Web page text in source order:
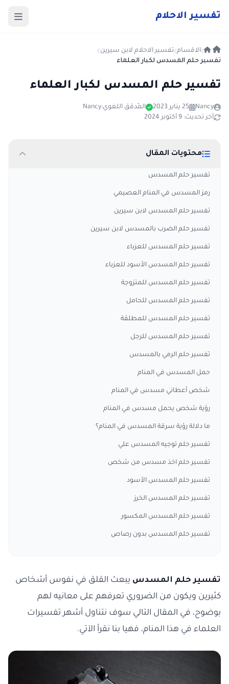
تفسير الاحلام
الاقسام تفسير الاحلام لابن سيرين
تفسير حلم المسدس لكبار العلماء
تفسير حلم المسدس لكبار العلماء
Nancy 25 يناير 2023 المُدقق اللغوي:Nancy
آخر تحديث: 9 أكتوبر 2024
محتويات المقال
تفسير حلم المسدس
رمز المسدس في المنام العصيمي
تفسير حلم المسدس لابن سيرين
تفسير حلم الضرب بالمسدس لابن سيرين
تفسير حلم المسدس للعزباء
تفسير حلم المسدس الأسود للعزباء
تفسير حلم المسدس للمتزوجة
تفسير حلم المسدس للحامل
تفسير حلم المسدس للمطلقة
تفسير حلم المسدس للرجل
تفسير حلم الرمي بالمسدس
حمل المسدس في المنام
شخص أعطاني مسدس في المنام
رؤية شخص يحمل مسدس في المنام
ما دلالة رؤية سرقة المسدس في المنام؟
تفسير حلم توجيه المسدس علي
تفسير حلم اخذ مسدس من شخص
تفسير حلم المسدس الأسود
تفسير حلم المسدس الخرز
تفسير حلم المسدس المكسور
تفسير حلم المسدس بدون رصاص
تفسير حلم المسدس يبعث القلق في نفوس أشخاص
كثيرين ويكون من الضروري تعرفهم على معانيه لهم
بوضوح، في المقال التالي سوف نتناول أشهر تفسيرات
العلماء في هذا المنام، فهيا بنا نقرأ الآتي.